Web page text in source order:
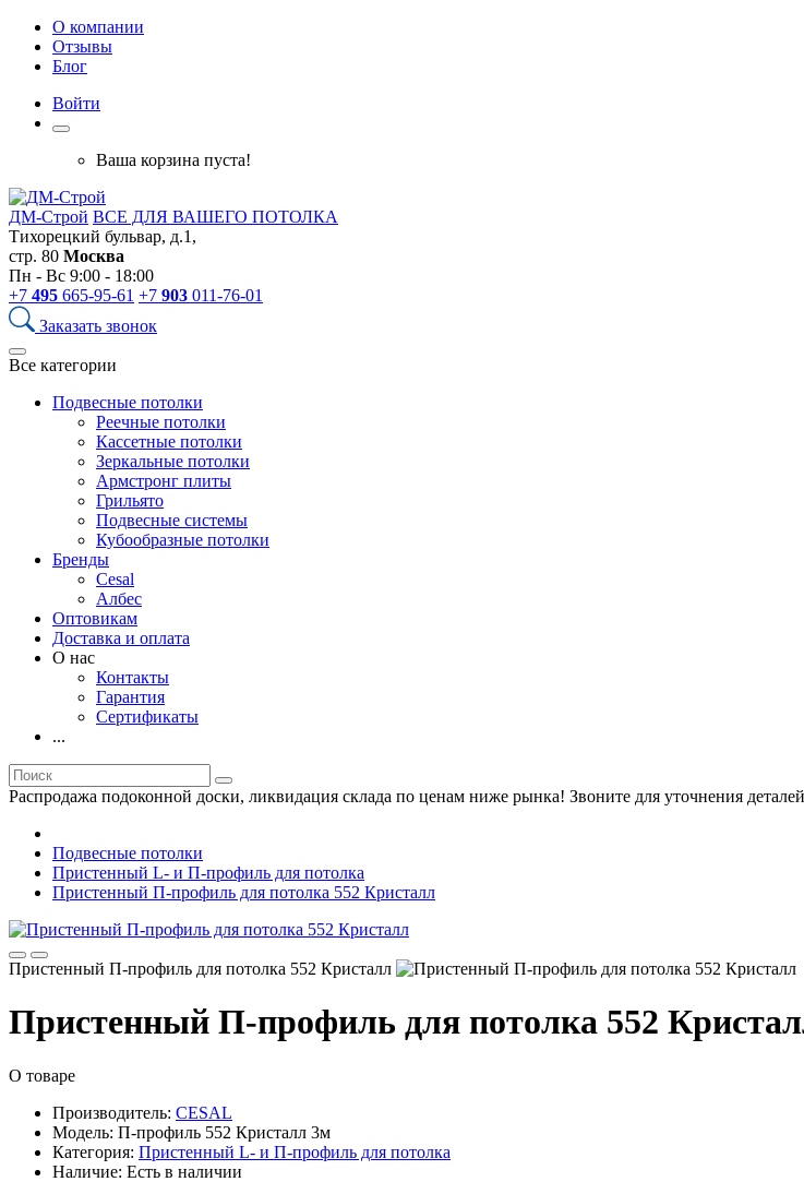
О компании
Отзывы
Блог
Войти
Ваша корзина пуста!
ДМ-Строй ВСЕ ДЛЯ ВАШЕГО ПОТОЛКА
Тихорецкий бульвар, д.1,
стр. 80 Москва
Пн - Вс 9:00 - 18:00
+7 495 665-95-61 +7 903 011-76-01
Заказать звонок
Все категории
Подвесные потолки
Реечные потолки
Кассетные потолки
Зеркальные потолки
Армстронг плиты
Грильято
Подвесные системы
Кубообразные потолки
Бренды
Cesal
Албес
Оптовикам
Доставка и оплата
О нас
Контакты
Гарантия
Сертификаты
...
Распродажа подоконной доски, ликвидация склада по ценам ниже рынка! Звоните для уточнения
Подвесные потолки
Пристенный L- и П-профиль для потолка
Пристенный П-профиль для потолка 552 Кристалл
Пристенный П-профиль для потолка 552 Кристалл
Пристенный П-профиль для потолка 552
О товаре
Производитель: CESAL
Модель: П-профиль 552 Кристалл 3м
Категория: Пристенный L- и П-профиль для потолка
Наличие: Есть в наличии